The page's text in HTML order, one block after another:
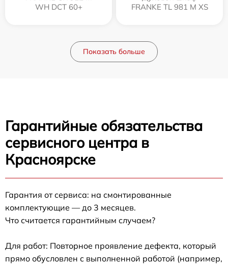
WH DCT 60+
FRANKE TL 981 M XS
Показать больше
Гарантийные обязательства
сервисного центра в
Красноярске
Гарантия от сервиса: на смонтированные
комплектующие — до 3 месяцев.
Что считается гарантийным случаем?
Для работ: Повторное проявление дефекта, который
прямо обусловлен с выполненной работой (например,